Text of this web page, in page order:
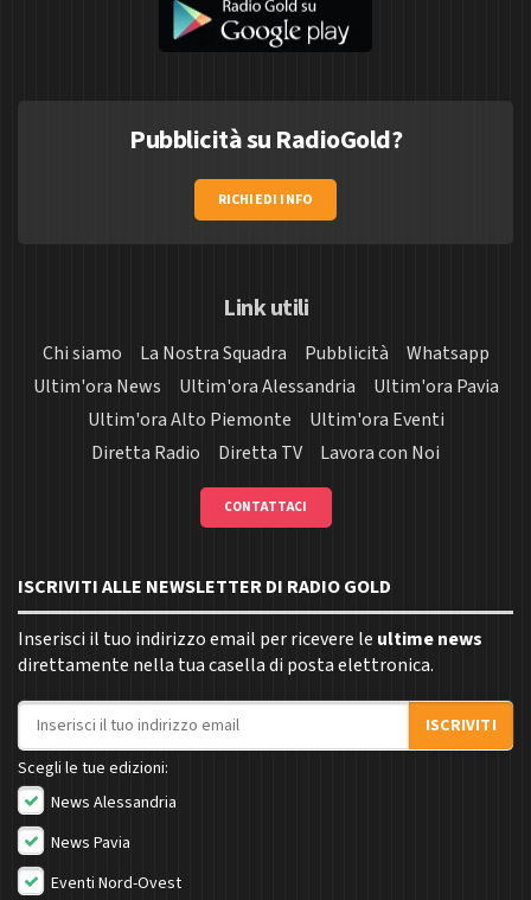
Pubblicità su RadioGold?
RICHIEDI INFO
Link utili
Chi siamo La Nostra Squadra Pubblicità
Whatsapp
Ultim'ora News
Ultim'ora Alessandria
Ultim'ora Pavia
Ultim'ora Alto Piemonte
Ultim'ora Eventi
Diretta Radio
Diretta TV Lavora con Noi
CONTATTACI
ISCRIVITI ALLE NEWSLETTER DI RADIO GOLD
Inserisci il tuo indirizzo email per ricevere le ultime news
direttamente nella tua casella di posta elettronica.
Indirizzo email
ISCRIVITI
Scegli le tue edizioni:
News Alessandria
News Pavia
Eventi Nord-Ovest